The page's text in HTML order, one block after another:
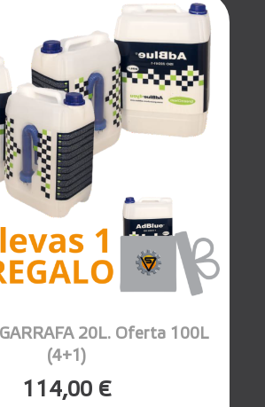
20L. Oferta 100L
(4+1)
114,00 €